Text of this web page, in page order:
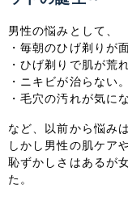
男性の悩みとして、
・毎朝のひげ剃りが
・ひげ剃りで肌が荒
・ニキビが治らない。
・毛穴の汚れが気に
など、以前から悩み
しかし男性の肌ケア
恥ずかしさはあるが
た。
中国・四国
鳥取県 島
山口県